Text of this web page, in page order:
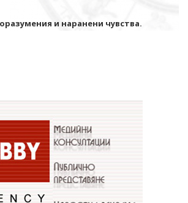
и наранени чувства.